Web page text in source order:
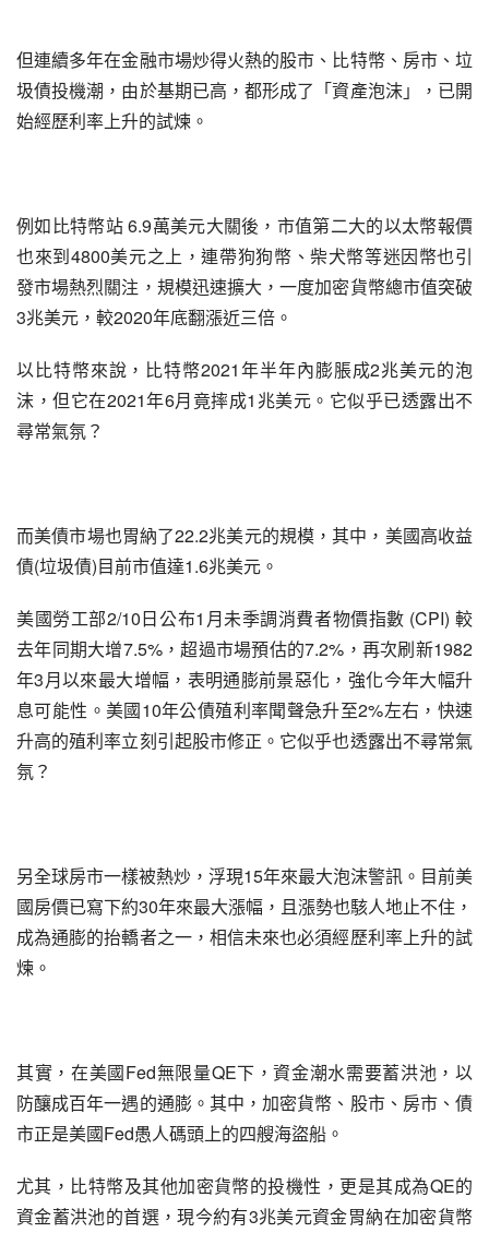
但連續多年在金融市場炒得火熱的股市、比特幣、房市、垃
圾債投機潮，由於基期已高，都形成了「資產泡沫」，已開
始經歷利率上升的試煉。
例如比特幣站 6.9萬美元大關後，市值第二大的以太幣報價
也來到4800美元之上，連帶狗狗幣、柴犬幣等迷因幣也引
發市場熱烈關注，規模迅速擴大，一度加密貨幣總市值突破
3兆美元，較2020年底翻漲近三倍。
以比特幣來說，比特幣2021年半年內膨脹成2兆美元的泡
沫，但它在2021年6月竟摔成1兆美元。它似乎已透露出不
尋常氣氛？
而美債市場也胃納了22.2兆美元的規模，其中，美國高收益
債(垃圾債)目前市值達1.6兆美元。
美國勞工部2/10日公布1月未季調消費者物價指數 (CPI) 較
去年同期大增7.5%，超過市場預估的7.2%，再次刷新1982
年3月以來最大增幅，表明通膨前景惡化，強化今年大幅升
息可能性。美國10年公債殖利率聞聲急升至2%左右，快速
升高的殖利率立刻引起股市修正。它似乎也透露出不尋常氣
氛？
另全球房市一樣被熱炒，浮現15年來最大泡沫警訊。目前美
國房價已寫下約30年來最大漲幅，且漲勢也駭人地止不住，
成為通膨的抬轎者之一，相信未來也必須經歷利率上升的試
煉。
其實，在美國Fed無限量QE下，資金潮水需要蓄洪池，以
防釀成百年一遇的通膨。其中，加密貨幣、股市、房市、債
市正是美國Fed愚人碼頭上的四艘海盜船。
尤其，比特幣及其他加密貨幣的投機性，更是其成為QE的
資金蓄洪池的首選，現今約有3兆美元資金胃納在加密貨幣